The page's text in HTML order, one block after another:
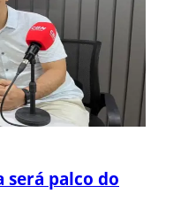
será palco do